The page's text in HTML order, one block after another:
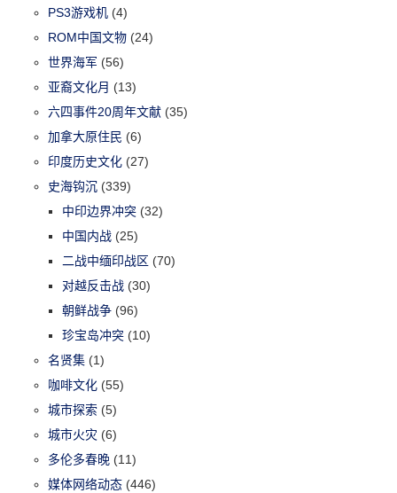
PS3游戏机 (4)
ROM中国文物 (24)
世界海军 (56)
亚裔文化月 (13)
六四事件20周年文献 (35)
加拿大原住民 (6)
印度历史文化 (27)
史海钩沉 (339)
中印边界冲突 (32)
中国内战 (25)
二战中缅印战区 (70)
对越反击战 (30)
朝鲜战争 (96)
珍宝岛冲突 (10)
名贤集 (1)
咖啡文化 (55)
城市探索 (5)
城市火灾 (6)
多伦多春晚 (11)
媒体网络动态 (446)